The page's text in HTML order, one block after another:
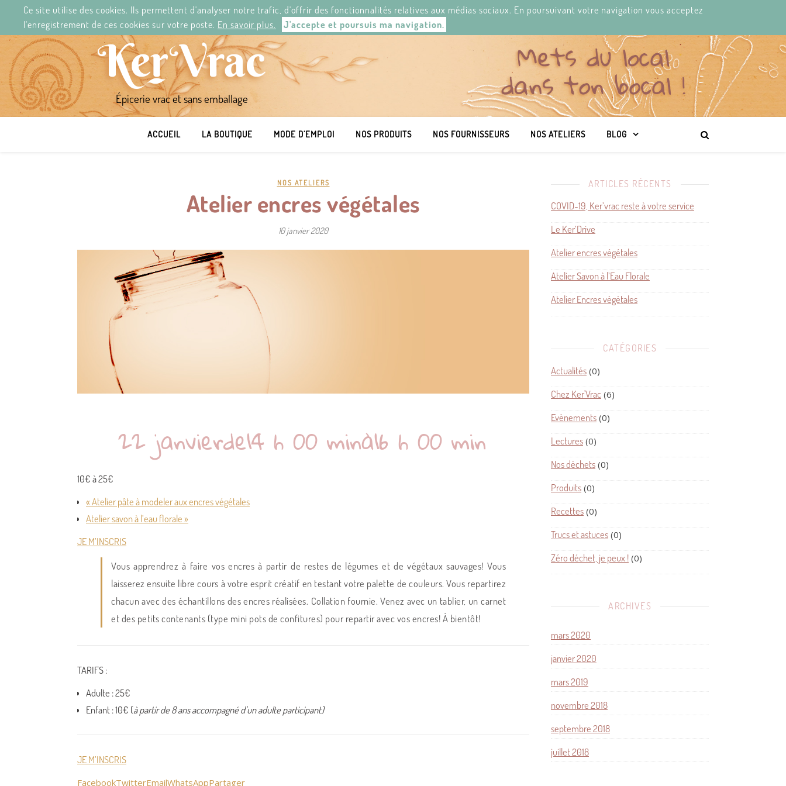
KER'VRAC.2 RUE/STRAED JEAN LE BERRE,29120 PONT-L'ABBÉ/ PONT-N'ABAD.
DU MARDI AU SAMEDI DE 11H À 19H30.
NEWS-LETTER FACEBOOK
Épicerie vrac et sans emballage
ACCUEIL LA BOUTIQUE MODE D’EMPLOI NOS PRODUITS NOS FOURNISSEURS NOS ATELIERS BLOG
NOS ATELIERS
Atelier encres végétales
10 janvier 2020
22 janvierde14 h 00 minà16 h 00 min
10€ à 25€
« Atelier pâte à modeler aux encres végétales
Atelier savon à l’eau florale »
JE M’INSCRIS
Vous apprendrez à faire vos encres à partir de restes de légumes et de végétaux sauvages! Vous
laisserez ensuite libre cours à votre esprit créatif en testant votre palette de couleurs. Vous repartirez
chacun avec des échantillons des encres réalisées. Collation fournie. Venez avec un tablier, un carnet
et des petits contenants (type mini pots de confitures) pour repartir avec vos encres! À bientôt!
TARIFS :
Adulte : 25€
Enfant : 10€ (à partir de 8 ans accompagné d’un adulte participant)
JE M’INSCRIS
FacebookTwitterEmailWhatsAppPartager
ARTICLES RÉCENTS
COVID-19, Ker’vrac reste à votre service
Le Ker’Drive
Atelier encres végétales
Atelier Savon à l’Eau Florale
Atelier Encres végétales
CATÉGORIES
Actualités (0)
Chez Ker'Vrac (6)
Evènements (0)
Lectures (0)
Nos déchets (0)
Produits (0)
Recettes (0)
Trucs et astuces (0)
Zéro déchet, je peux ! (0)
ARCHIVES
mars 2020
janvier 2020
mars 2019
novembre 2018
septembre 2018
juillet 2018
Ce site utilise des cookies. Ils permettent d'analyser notre trafic, d'offrir des fonctionnalités relatives aux médias sociaux. En poursuivant votre navigation vous acceptez
l'enregistrement de ces cookies sur votre poste. En savoir plus. J'accepte et poursuis ma navigation.